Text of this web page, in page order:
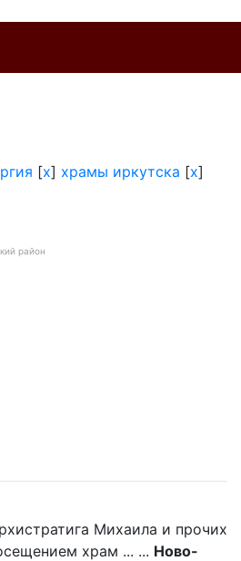
[x] храмы иркутска [x]
район
Михаила и прочих
храм ... ... Ново-